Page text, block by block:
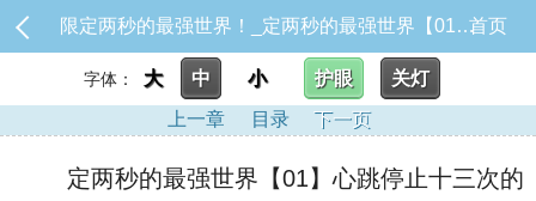
限定两秒的最强世界！_定两秒的最强世界【01】心跳停止十三次的两秒男你可见过！？首页
字体： 大 中 小 护眼
关灯
上一章
目录 下一页
定两秒的最强世界【01】心跳停止十三次的